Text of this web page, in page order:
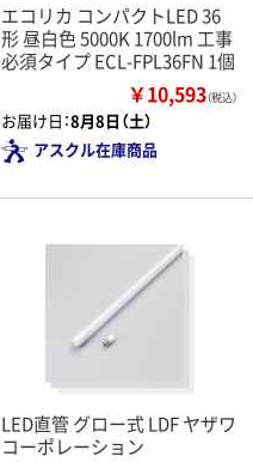
エコリカ コンパクトLED 36
形 昼白色 5000K 1700lm 工事
必須タイプ ECL-FPL36FN 1個
￥10,593（税込）
お届け日：8月8日（土）
アスクル在庫商品
LED直管 グロー式 LDF ヤザワ
コーポレーション